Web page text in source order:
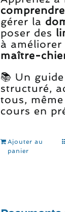
gérer la
poser des
à améliorer
maître-
📚 Un
structuré,
tous,
cours en
Ajouter au
panier